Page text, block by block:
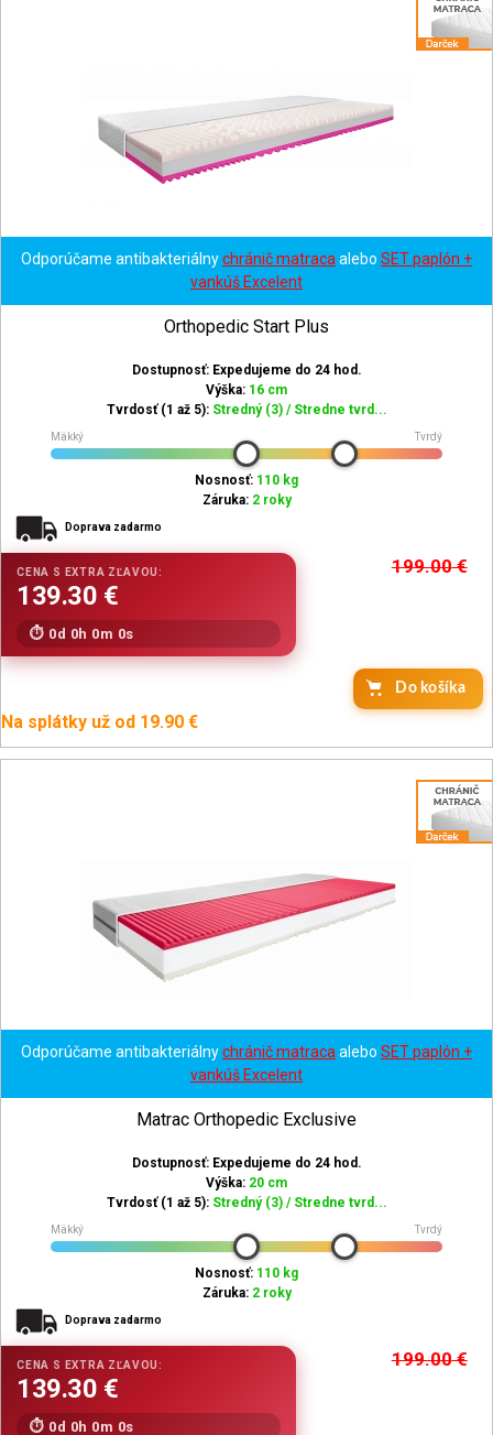
Odporúčame antibakteriálnychránič matraca alebo SET paplón +
vankúš Excelent
Orthopedic Start Plus
Dostupnosť: Expedujeme do 24 hod.
Výška: 16 cm
Tvrdosť (1 až 5): Stredný (3) / Stredne tvrd...
Mäkký Tvrdý
Nosnosť: 110 kg
Záruka: 2 roky
Doprava zadarmo
199.00€
0d 0h 0m 0s
Do košíka
Na splátky už od 19.90 €
Odporúčame antibakteriálnychránič matraca alebo SET paplón +
vankúš Excelent
Matrac Orthopedic Exclusive
Dostupnosť: Expedujeme do 24 hod.
Výška: 20 cm
Tvrdosť (1 až 5): Stredný (3) / Stredne tvrd...
Mäkký Tvrdý
Nosnosť: 110 kg
Záruka: 2 roky
Doprava zadarmo
199.00€
0d 0h 0m 0s